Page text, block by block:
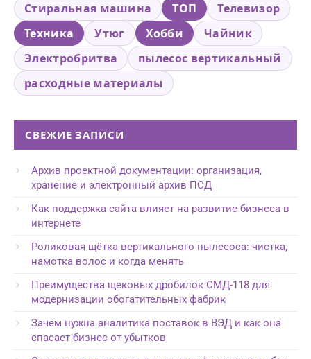
Стиральная машина
ТОП
Телевизор
Техника
Утюг Хобби
Чайник
Электробритва
пылесос вертикальный
расходные материалы
СВЕЖИЕ ЗАПИСИ
Архив проектной документации: организация,
хранение и электронный архив ПСД
Как поддержка сайта влияет на развитие бизнеса в
интернете
Роликовая щётка вертикального пылесоса: чистка,
намотка волос и когда менять
Преимущества щековых дробилок СМД-118 для
модернизации обогатительных фабрик
Зачем нужна аналитика поставок в ВЭД и как она
спасает бизнес от убытков